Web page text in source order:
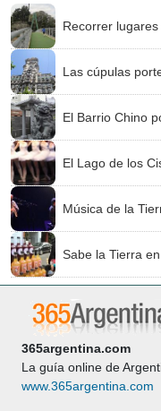
Recorrer
Las cúpulas
El Barrio Chino
El Lago de los
Música de la
Sabe la Tierra
365argentina.com
La guía online de
www.365argentina.com